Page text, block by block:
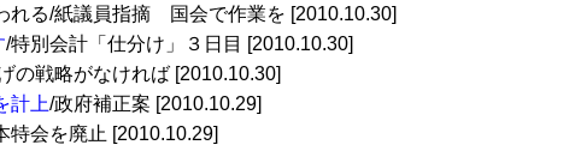
れる/紙議員指摘 国会で作業を [2010.10.30]
/特別会計「仕分け」３日目 [2010.10.30]
の戦略がなければ [2010.10.30]
計上/政府補正案 [2010.10.29]
特会を廃止 [2010.10.29]